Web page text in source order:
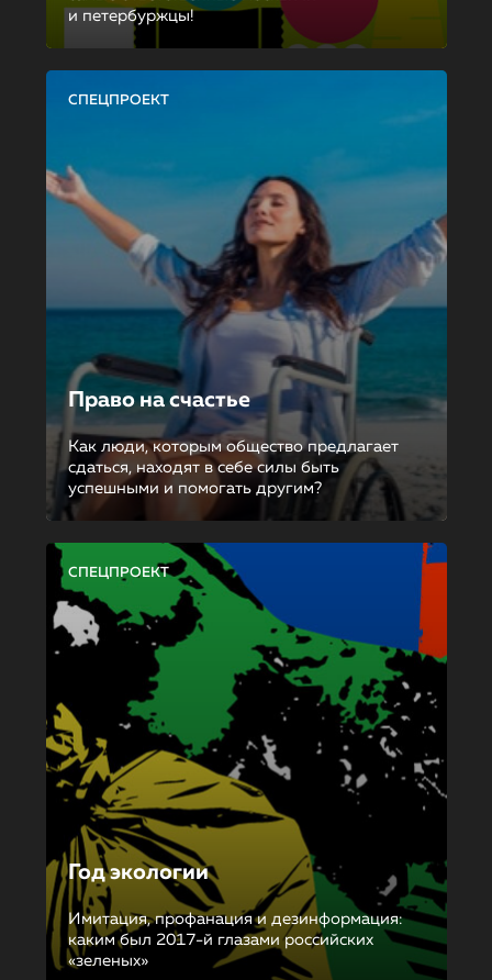
и петербуржцы!
СПЕЦПРОЕКТ
Право на счастье
Как люди, которым общество предлагает
сдаться, находят в себе силы быть
успешными и помогать другим?
СПЕЦПРОЕКТ
Год экологии
Имитация, профанация и дезинформация:
каким был 2017-й глазами российских
«зеленых»